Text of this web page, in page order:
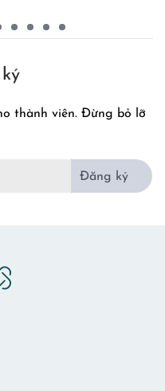
thành viên. Đừng bỏ lỡ
Đăng ký